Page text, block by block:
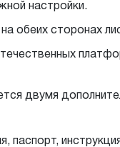
настройки.
обеих сторонах
двумя
паспорт,